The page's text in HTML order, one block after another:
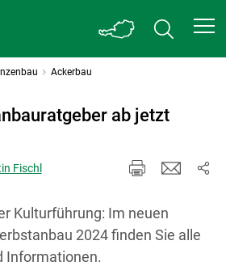
Ackerbau
ab jetzt
Fischl
Kulturführung: Im neuen
2024 finden Sie alle
Informationen.